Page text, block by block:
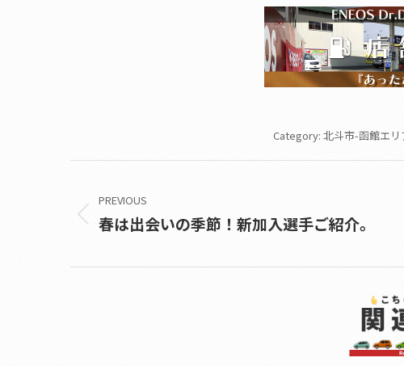
Category: 北斗市-函館エリ
navigation
PREVIOUS
Previous
春は出会いの季節！新加入選手ご紹介。